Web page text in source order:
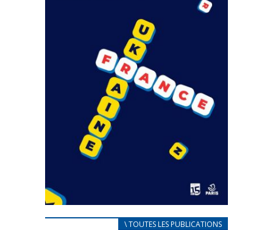
CARNET D’ACCUEIL\ TOUTES LES PUBLICATIONS